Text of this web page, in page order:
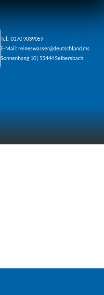
Tel.: 0170 9039059
E-Mail: reineswasser@deutschland.ms
Sonnenhang 10 | 55444 Seibersbach